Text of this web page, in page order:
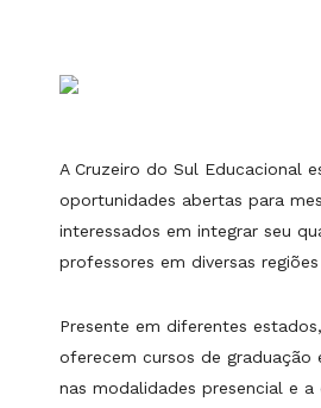
A Cruzeiro do Sul Educacional
oportunidades abertas para
interessados em integrar seu
professores em diversas
Presente em diferentes
oferecem cursos de graduação
nas modalidades presencial e